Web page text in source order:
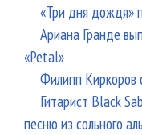
«Три дня дождя»
Ариана Гранде
«Petal»
Филипп Киркоров
Гитарист Black
песню из сольного